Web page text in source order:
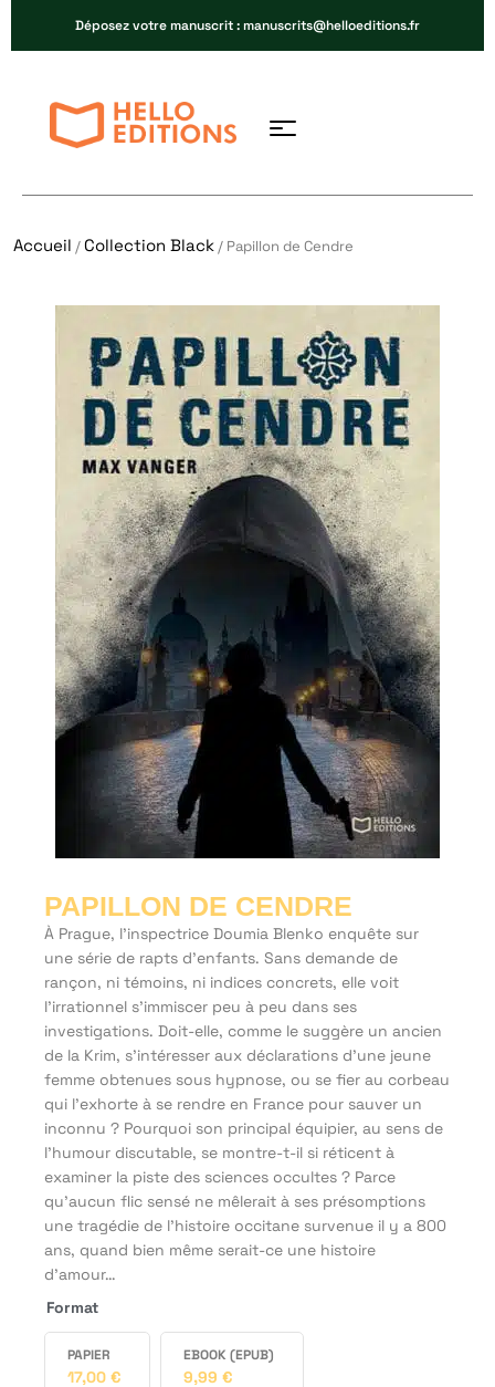
Déposez votre manuscrit : manuscrits@helloeditions.fr
Accueil /Collection Black/ Papillon de Cendre
PAPILLON DE CENDRE
À Prague, l’inspectrice Doumia Blenko enquête sur
une série de rapts d’enfants. Sans demande de
rançon, ni témoins, ni indices concrets, elle voit
l’irrationnel s’immiscer peu à peu dans ses
investigations. Doit-elle, comme le suggère un ancien
de la Krim, s’intéresser aux déclarations d’une jeune
femme obtenues sous hypnose, ou se fier au corbeau
qui l’exhorte à se rendre en France pour sauver un
inconnu ? Pourquoi son principal équipier, au sens de
l’humour discutable, se montre-t-il si réticent à
examiner la piste des sciences occultes ? Parce
qu’aucun flic sensé ne mêlerait à ses présomptions
une tragédie de l’histoire occitane survenue il y a 800
ans, quand bien même serait-ce une histoire
d’amour…
Format
PAPIER
17,00 €
EBOOK (EPUB)
9,99 €